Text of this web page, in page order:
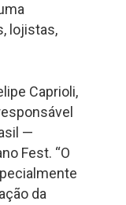
lojistas,
Caprioli,
—
Fest. “O
da